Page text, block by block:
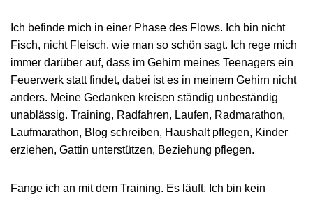
Ich befinde mich in einer Phase des Flows. Ich bin nicht
Fisch, nicht Fleisch, wie man so schön sagt. Ich rege mich
immer darüber auf, dass im Gehirn meines Teenagers ein
Feuerwerk statt findet, dabei ist es in meinem Gehirn nicht
anders. Meine Gedanken kreisen ständig unbeständig
unablässig. Training, Radfahren, Laufen, Radmarathon,
Laufmarathon, Blog schreiben, Haushalt pflegen, Kinder
erziehen, Gattin unterstützen, Beziehung pflegen.
Fange ich an mit dem Training. Es läuft. Ich bin kein